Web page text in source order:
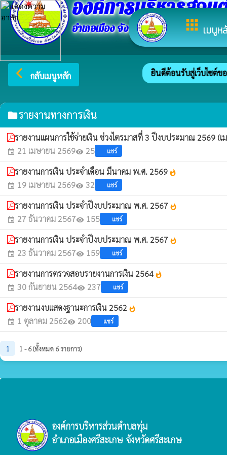
appsเมนูห
องค์การบริหารส่วน
อำเภอเมือง จังหวัดศรีสะเกษ
arrow_back_ios กลับเมนูหลัก ยินดีต้อนรับสู่เว็บไซต์ข
folderรายงานทางการเงิน
รายงานแผนการใช้จ่ายเงิน ช่วงไตรมาสที่ 3 ปีงบประมาณ 2569
event 21 เมษายน 2569visibility 25 แชร์
รายงานการเงิน ประจำเดือน มีนาคม พ.ศ. 2569 whatshot
event 19 เมษายน 2569visibility 32 แชร์
รายงานการเงิน ประจำปีงบประมาณ พ.ศ. 2567 whatshot
event 27 ธันวาคม 2567visibility 155 แชร์
รายงานการเงิน ประจำปีงบประมาณ พ.ศ. 2567 whatshot
event 23 ธันวาคม 2567visibility 159 แชร์
รายงานการตรวจสอบรายงานการเงิน 2564 whatshot
event 30 กันยายน 2564visibility 237 แชร์
รายงานงบแสดงฐานะการเงิน 2562 whatshot
event 1 ตุลาคม 2562visibility 200 แชร์
1 1 - 6 (ทั้งหมด 6 รายการ)
องค์การบริหารส่วนตำบลทุ่ม
อำเภอเมืองศรีสะเกษ จังหวัดศรีสะเกษ